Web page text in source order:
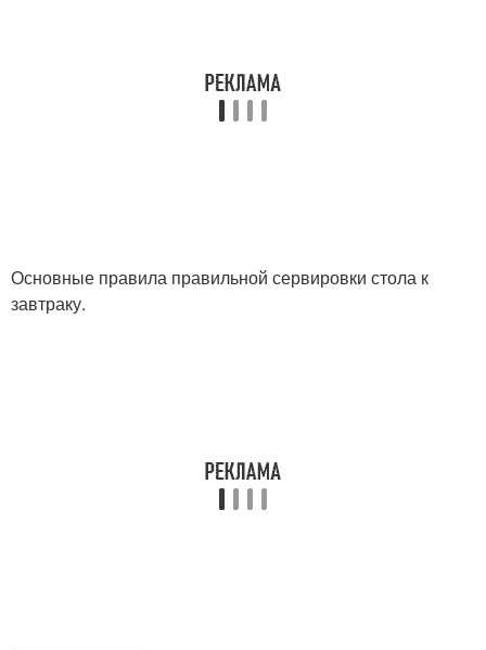
Основные правила правильной сервировки стола к
завтраку.